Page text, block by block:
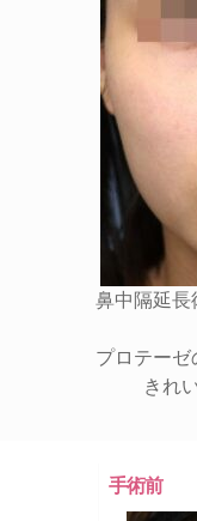
鼻中隔延長
プロテーゼ
きれ
手術前